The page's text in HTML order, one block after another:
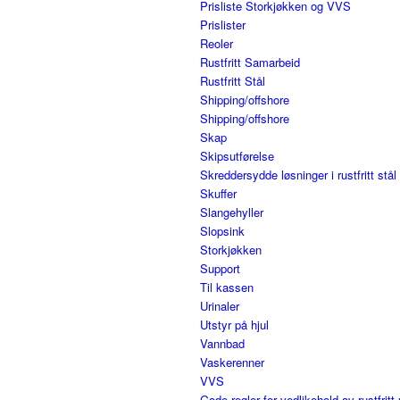
Prisliste Storkjøkken og VVS
Prislister
Reoler
Rustfritt Samarbeid
Rustfritt Stål
Shipping/offshore
Shipping/offshore
Skap
Skipsutførelse
Skreddersydde løsninger i rustfritt stål
Skuffer
Slangehyller
Slopsink
Storkjøkken
Support
Til kassen
Urinaler
Utstyr på hjul
Vannbad
Vaskerenner
VVS